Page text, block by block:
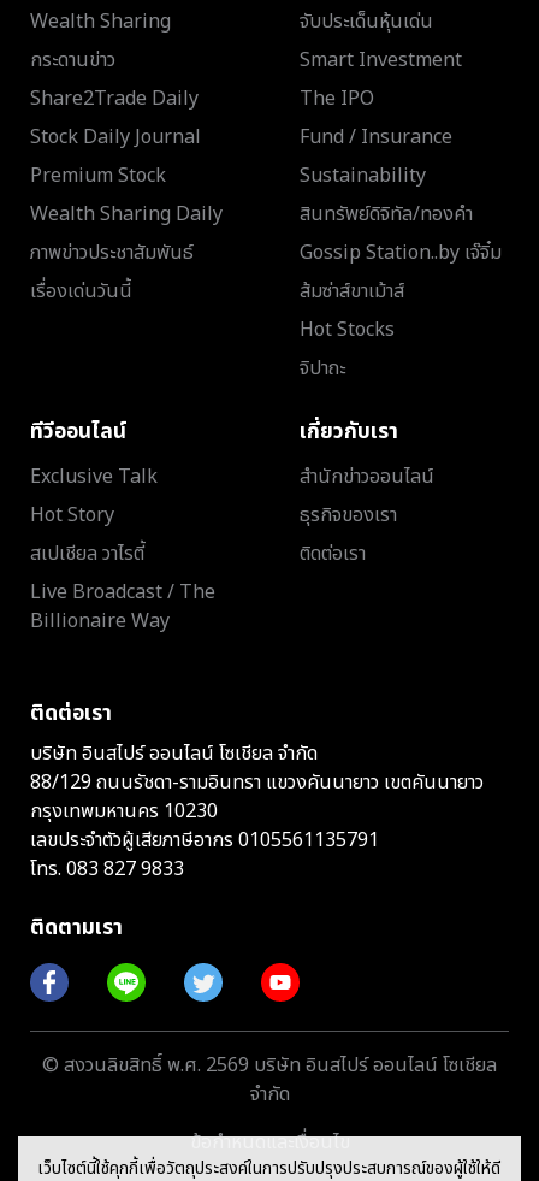
เว็บไซต์นี้ใช้คุกกี้เพื่อวัตถุประสงค์ในการปรับปรุงประสบการณ์ของผู้ใช้ให้ดี
Wealth Sharing
กระดานข่าว
Share2Trade Daily
Stock Daily Journal
Premium Stock
Wealth Sharing Daily
ภาพข่าวประชาสัมพันธ์
เรื่องเด่นวันนี้
จับประเด็นหุ้นเด่น
Smart Investment
The IPO
Fund / Insurance
Sustainability
สินทรัพย์ดิจิทัล/ทองคำ
Gossip Station..by เจ๊จิ๋ม
ส้มซ่าส์ขาเม้าส์
Hot Stocks
จิปาถะ
ทีวีออนไลน์
Exclusive Talk
Hot Story
สเปเชียล วาไรตี้
Live Broadcast / The
Billionaire Way
เกี่ยวกับเรา
สำนักข่าวออนไลน์
ธุรกิจของเรา
ติดต่อเรา
ติดต่อเรา
บริษัท อินสไปร์ ออนไลน์ โซเชียล จำกัด
88/129 ถนนรัชดา-รามอินทรา แขวงคันนายาว เขตคันนายาว
กรุงเทพมหานคร 10230
เลขประจำตัวผู้เสียภาษีอากร 0105561135791
โทร. 083 827 9833
ติดตามเรา
© สงวนลิขสิทธิ์ พ.ศ. 2569 บริษัท อินสไปร์ ออนไลน์ โซเชียล
จำกัด
ข้อกำหนดและเงื่อนไข